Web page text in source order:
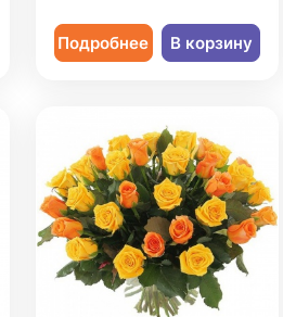
Подробнее В корзину